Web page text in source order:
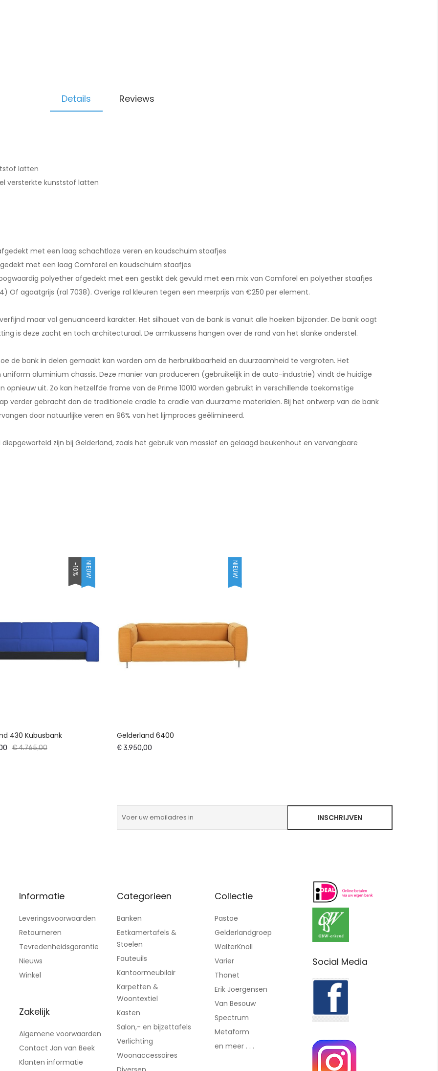
Details
latten
versterkte kunststof latten
met een laag schachtloze veren en koudschuim staafjes
met een laag Comforel en koudschuim staafjes
polyether afgedekt met een gestikt dek gevuld met een mix van Comforel en polyether staafjes
Of agaatgrijs (ral 7038). Overige ral kleuren tegen een meerprijs van €250 per element.
maar vol genuanceerd karakter. Het silhouet van de bank is vanuit alle hoeken bijzonder. De bank oogt
is deze zacht en toch architecturaal. De armkussens hangen over de rand van het slanke onderstel.
de bank in delen gemaakt kan worden om de herbruikbaarheid en duurzaamheid te vergroten. Het
aluminium chassis. Deze manier van produceren (gebruikelijk in de auto-industrie) vindt de huidige
uit. Zo kan hetzelfde frame van de Prime 10010 worden gebruikt in verschillende toekomstige
verder gebracht dan de traditionele cradle to cradle van duurzame materialen. Bij het ontwerp van de bank
door natuurlijke veren en 96% van het lijmproces geëlimineerd.
zijn bij Gelderland, zoals het gebruik van massief en gelaagd beukenhout en vervangbare
Reviews
-10% NIEUW
430 Kubusbank
€ 4.765,00
NIEUW
Gelderland 6400
€ 3.950,00
INSCHRIJVEN
Informatie
Leveringsvoorwaarden
Retourneren
Tevredenheidsgarantie
Nieuws
Winkel
Zakelijk
Algemene voorwaarden
Contact Jan van Beek
Klanten informatie
Categorieen
Banken
Eetkamertafels &
Stoelen
Fauteuils
Kantoormeubilair
Karpetten &
Woontextiel
Kasten
Salon,- en bijzettafels
Verlichting
Woonaccessoires
Collectie
Pastoe
Gelderlandgroep
WalterKnoll
Varier
Thonet
Erik Joergensen
Van Besouw
Spectrum
Metaform
en meer . . .
Social Media